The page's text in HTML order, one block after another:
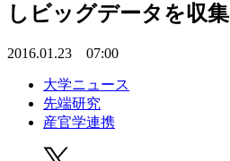
しビッグデータを収集
2016.01.23 07:00
大学ニュース
先端研究
産官学連携